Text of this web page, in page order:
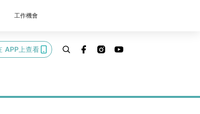
工作機會
APP上查看